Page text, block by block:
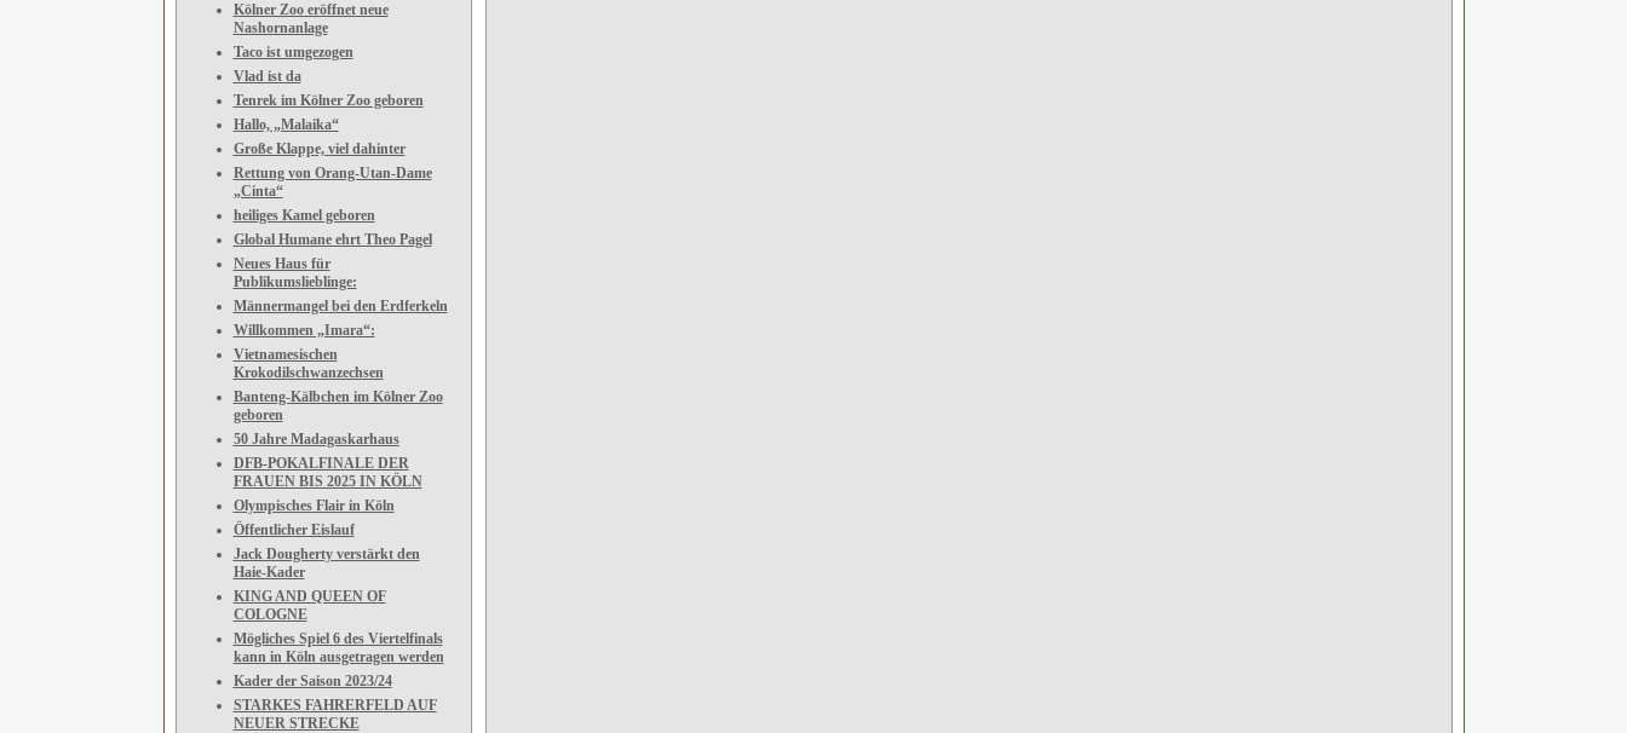
Kölner Zoo eröffnet neue
Nashornanlage
Taco ist umgezogen
Vlad ist da
Tenrek im Kölner Zoo geboren
Hallo, „Malaika“
Große Klappe, viel dahinter
Rettung von Orang-Utan-Dame
„Cinta“
heiliges Kamel geboren
Global Humane ehrt Theo Pagel
Neues Haus für
Publikumslieblinge:
Männermangel bei den Erdferkeln
Willkommen „Imara“:
Vietnamesischen
Krokodilschwanzechsen
Banteng-Kälbchen im Kölner Zoo
geboren
50 Jahre Madagaskarhaus
DFB-POKALFINALE DER
FRAUEN BIS 2025 IN KÖLN
Olympisches Flair in Köln
Öffentlicher Eislauf
Jack Dougherty verstärkt den
Haie-Kader
KING AND QUEEN OF
COLOGNE
Mögliches Spiel 6 des Viertelfinals
kann in Köln ausgetragen werden
Kader der Saison 2023/24
STARKES FAHRERFELD AUF
NEUER STRECKE